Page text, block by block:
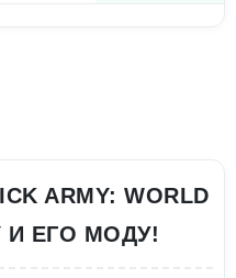
ARMY: WORLD
И ЕГО МОДУ!